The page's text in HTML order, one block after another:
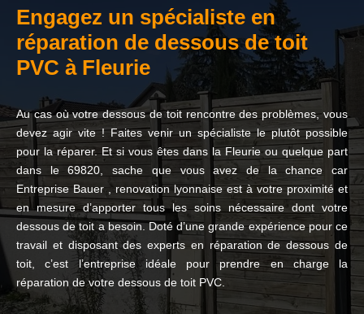
Engagez un spécialiste en
réparation de dessous de toit
PVC à Fleurie
Au cas où votre dessous de toit rencontre des problèmes, vous
devez agir vite ! Faites venir un spécialiste le plutôt possible
pour la réparer. Et si vous êtes dans la Fleurie ou quelque part
dans le 69820, sache que vous avez de la chance car
Entreprise Bauer , renovation lyonnaise est à votre proximité et
en mesure d’apporter tous les soins nécessaire dont votre
dessous de toit a besoin. Doté d’une grande expérience pour ce
travail et disposant des experts en réparation de dessous de
toit, c’est l’entreprise idéale pour prendre en charge la
réparation de votre dessous de toit PVC.